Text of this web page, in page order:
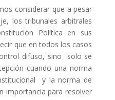
considerar que a pesar
los tribunales arbitrales
Política en sus
que en todos los casos
difuso, sino solo se
cuando una norma
y la norma de
importancia para resolver